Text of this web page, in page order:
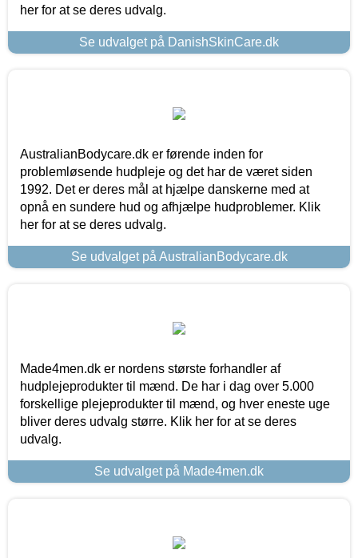
her for at se deres udvalg.
Se udvalget på DanishSkinCare.dk
AustralianBodycare.dk er førende inden for
problemløsende hudpleje og det har de været siden
1992. Det er deres mål at hjælpe danskerne med at
opnå en sundere hud og afhjælpe hudproblemer. Klik
her for at se deres udvalg.
Se udvalget på AustralianBodycare.dk
Made4men.dk er nordens største forhandler af
hudplejeprodukter til mænd. De har i dag over 5.000
forskellige plejeprodukter til mænd, og hver eneste uge
bliver deres udvalg større. Klik her for at se deres
udvalg.
Se udvalget på Made4men.dk